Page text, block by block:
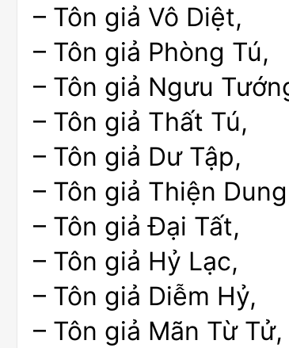
– Tôn giả Vô Diệt,
– Tôn giả Phòng Tú,
– Tôn giả Ngưu
– Tôn giả Thất Tú,
– Tôn giả Dư Tập,
– Tôn giả Thiện
– Tôn giả Đại Tất,
– Tôn giả Hỷ Lạc,
– Tôn giả Diễm Hỷ,
– Tôn giả Mãn Từ Tử,